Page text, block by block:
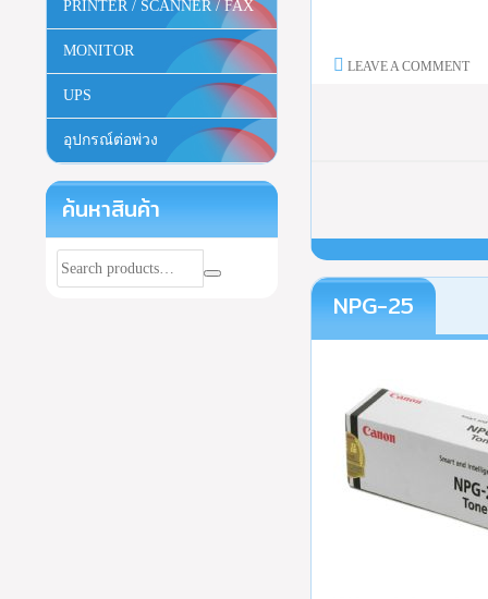
LEAVE A COMMENT
NPG-25
PRINTER / SCANNER / FAX
MONITOR
UPS
อุปกรณ์ต่อพ่วง
ค้นหาสินค้า